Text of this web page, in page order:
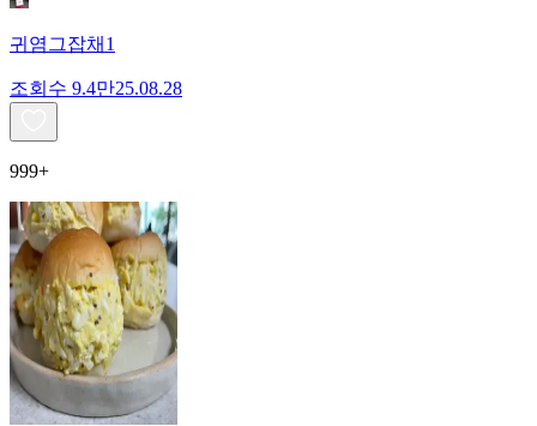
귀염그잡채1
조회수 9.4만25.08.28
999+